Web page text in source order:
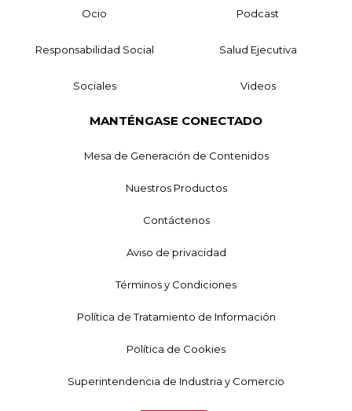
Ocio Podcast
Responsabilidad Social Salud Ejecutiva
Sociales Videos
MANTÉNGASE CONECTADO
Mesa de Generación de Contenidos
Nuestros Productos
Contáctenos
Aviso de privacidad
Términos y Condiciones
Política de Tratamiento de Información
Política de Cookies
Superintendencia de Industria y Comercio